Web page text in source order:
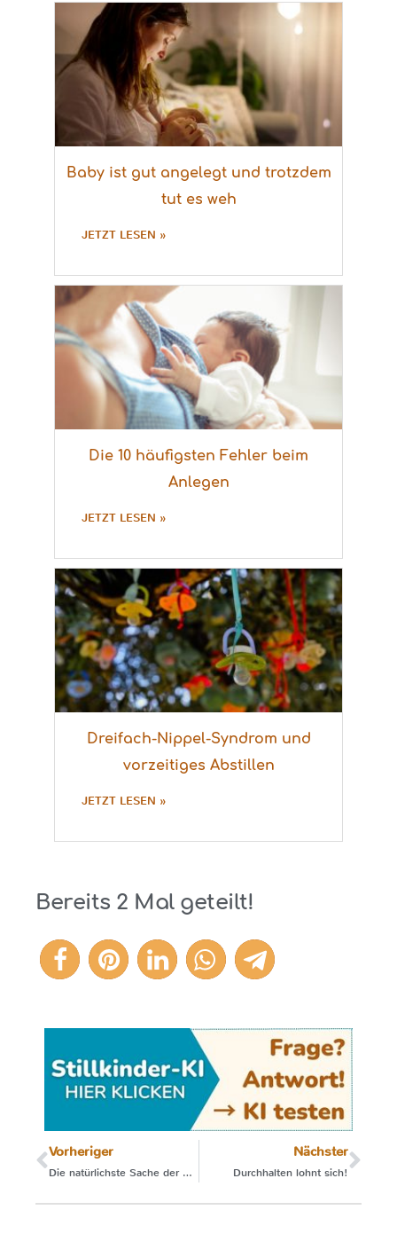
Baby ist gut angelegt und trotzdem
tut es weh
JETZT LESEN »
Die 10 häufigsten Fehler beim
Anlegen
JETZT LESEN »
Dreifach-Nippel-Syndrom und
vorzeitiges Abstillen
JETZT LESEN »
Bereits 2 Mal geteilt!
2
Vorheriger
Die natürlichste Sache der Welt?
Nächster
Durchhalten lohnt sich!